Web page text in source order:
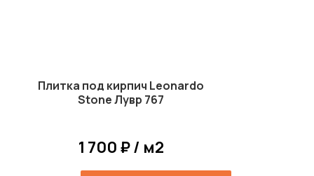
Плитка под кирпич Leonardo
Stone Лувр 767
1 700 ₽ / м2